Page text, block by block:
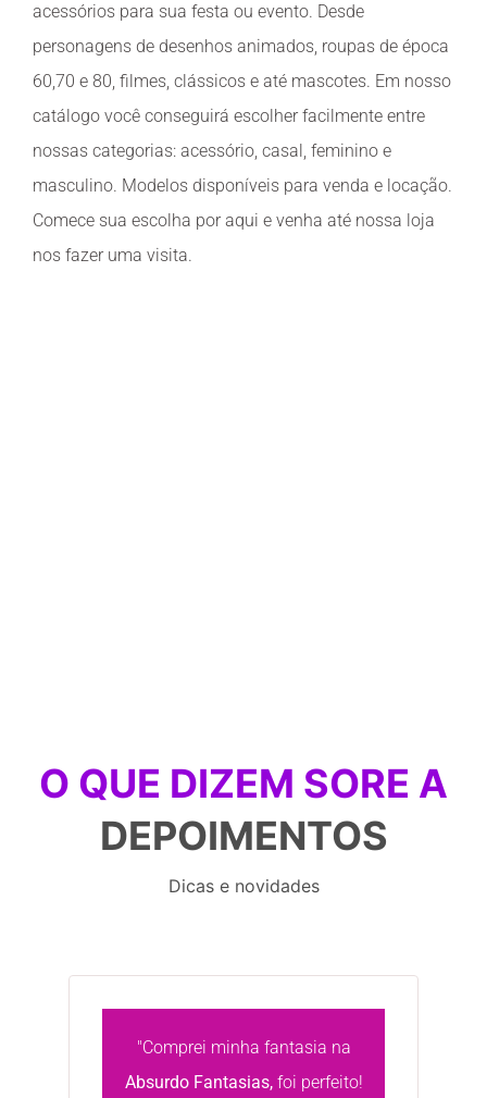
acessórios para sua festa ou evento. Desde
personagens de desenhos animados, roupas de época
60,70 e 80, filmes, clássicos e até mascotes. Em nosso
catálogo você conseguirá escolher facilmente entre
nossas categorias: acessório, casal, feminino e
masculino. Modelos disponíveis para venda e locação.
Comece sua escolha por aqui e venha até nossa loja
nos fazer uma visita.
O QUE DIZEM SORE A
DEPOIMENTOS
Dicas e novidades
"Comprei minha fantasia na
Absurdo Fantasias, foi perfeito!